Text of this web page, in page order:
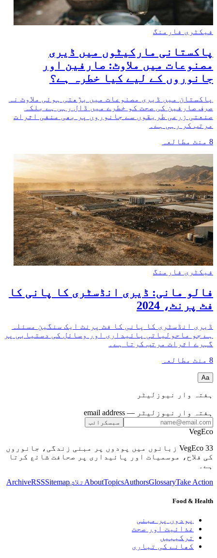
فیکٹری فارمنگ
پاکستانی مارکیٹوں میں ڈیری
مصنوعات میں ملاوٹ: صارفین اور
جانوروں کے لیے کیا خطرہ ہے؟
پاکستان میں ڈیری مصنوعات میں بڑھتی ہوئی ملاوٹ نہ
صرف صارفین کی صحت کو خطرے میں ڈال رہی ہے بلکہ
صنعتی زرعی طریقوں سے جانوروں پر بھی منفی اثرات
مرتب کر رہی ہے۔
8 منٹ مطالعہ
فیکٹری فارمنگ
فالو مانی: ڈیری انڈسٹری کا پانی کا
فٹ پرنٹ، 2024
ڈیری انڈسٹری کا پانی کا فٹ پرنٹ ایک سنگین مسئلہ
ہے جو ماحولیاتی پائیداری اور وسائل کی دستیابی پر
گہرے اثرات مرتب کرتا ہے۔
8 منٹ مطالعہ
Aa
ہفتہ وار نیوزلیٹر
ہفتہ وار نیوزلیٹر — email address
سبسکرائب
VegEco
VegEco 33 زبانوں میں پودوں پر مبنی زندگی، جانوروں
کی فلاح، موسمیات اور پائیداری پر صحافت شائع کرتا
ہے۔
AboutTopicsAuthorsGlossaryTake Action تلاش ArchiveRSSSitemap
Food & Health
پودوں پر مبنی
غذائیت اور صحت
ترکیبیں
کھانے کی تیاری